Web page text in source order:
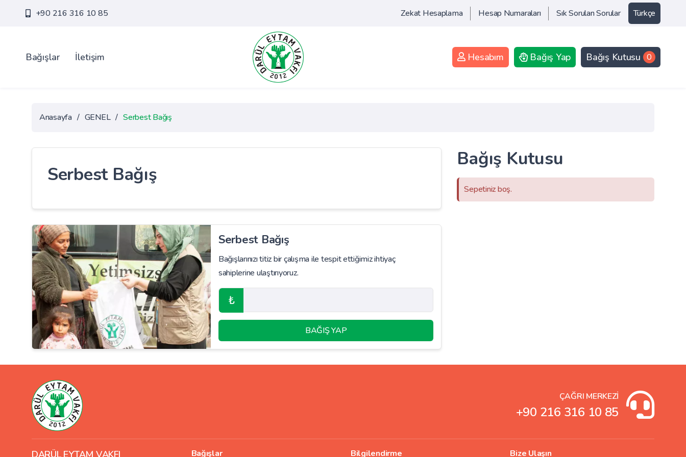
+90 216 316 10 85 Zekat Hesaplama Hesap Numaraları Sık Sorulan Sorular Türkçe
Bağışlar İletişim Hesabım Bağış Yap Bağış Kutusu 0
Anasayfa / GENEL / Serbest Bağış
Serbest Bağış
Serbest Bağış
Bağışlarınızı titiz bir çalışma ile tespit ettiğimiz ihtiyaç
sahiplerine ulaştırıyoruz.
₺
BAĞIŞ YAP
Bağış Kutusu
Sepetiniz boş.
ÇAĞRI MERKEZİ
+90 216 316 10 85
DARÜL EYTAM VAKFI Bağışlar Bilgilendirme Bize Ulaşın